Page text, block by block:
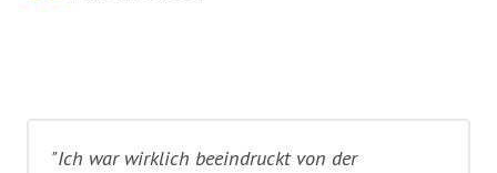
"Ich war wirklich beeindruckt von der